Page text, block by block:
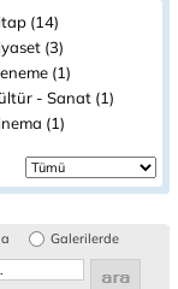
(14)
(3)
(1)
- Sanat (1)
(1)
Galerilerde